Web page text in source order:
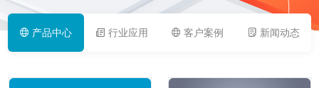
产品中心 行业应用 客户案例 新闻动态